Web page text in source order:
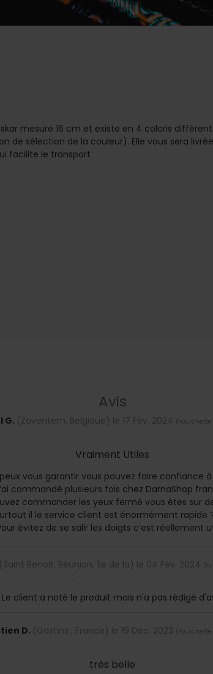
mesure 16 cm et existe en 4 coloris
de sélection de la couleur). Elle vous sera
facilite le transport
Avis
G. (Zaventem, Belgique) le 17 Fév. 2024
Vraiment Utiles
vous garantir vous pouvez faire confiance à
commandé plusieurs fois chez DarnaShop
commander les yeux fermé vous êtes sur
il le service client est énormément rapide
évitez de se salir les doigts c’est réellement
(Saint Benoit, Réunion, Île de la) le 04 Fév. 2024
Le client a noté le produit mais n'a pas rédigé
D. (Gastins , France) le 19 Déc. 2023
très belle